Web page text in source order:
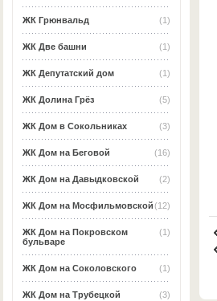
(1)
ЖК Грюнвальд
(1)
ЖК Две башни
(1)
ЖК Депутатский дом
(5)
ЖК Долина Грёз
(3)
ЖК Дом в Сокольниках
(16)
ЖК Дом на Беговой
(2)
ЖК Дом на Давыдковской
(12)
ЖК Дом на Мосфильмовской
(1)
ЖК Дом на Покровском
бульваре
(1)
ЖК Дом на Соколовского
(3)
ЖК Дом на Трубецкой